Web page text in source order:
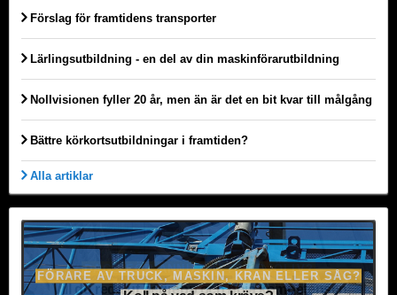
Förslag för framtidens transporter
Lärlingsutbildning - en del av din maskinförarutbildning
Nollvisionen fyller 20 år, men än är det en bit kvar till målgång
Bättre körkortsutbildningar i framtiden?
Alla artiklar
DAGS FÖR ÄNNU BÄTTRE SJÖLIV?
Vill du reda ut begrepp och höja kompetensen
FÖRARE AV TRUCK, MASKIN, KRAN ELLER SÅG?
HÖGT FLYGANDE PLANER?
PÅ VÄG MOT NYA MÅL?
VILL DU LEVA DITT LIV PÅ RÄLS?